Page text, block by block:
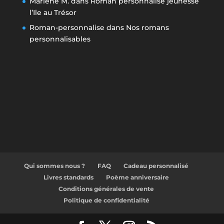
l’Ile au Trésor
Roman-personnalise dans Nos romans
personnalisables
Qui sommes nous ? FAQ
Cadeau personnalisé
Livres standards
Poème anniversaire
Conditions générales de vente
Politique de confidentialité